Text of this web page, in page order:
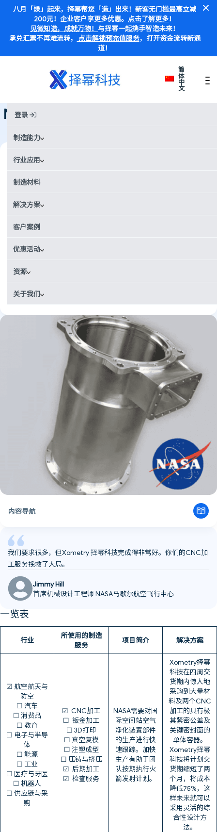
八月「燥」起来，择幂帮您「造」出来！新客无门槛最高立减
200元！企业客户享更多优惠。 点击了解更多！
见微知造，成就万物！ 与择幂一起携手智造未来！
承兑汇票不再难流转， 点击解锁预充值服务，打开资金流转新通
道！
简
体
中
文
登录
制造能力
行业应用
制造材料
解决方案
客户案例
优惠活动
资源
关于我们
NASA联手Xometry择幂科技打造国
际空间站快跟踪关键生命支持系统
行业
美国
原型制作
工艺
四床二氧化碳洗涤器（4BCO2）系统的空气净化装置 / 整体式压
力容器
我们要求很多，但Xometry 择幂科技完成得非常好。你们的CNC加
工服务挽救了大局。
Jimmy Hill
首席机械设计工程师 NASA马歇尔航空飞行中心
一览表
行业
所使用的制造
服务
项目简介 解决方案
☑ 航空航天与
防空
☐ 汽车
☐ 消费品
☐ 教育
☐ 电子与半导
体
☐ 能源
☐ 工业
☐ 医疗与牙医
☐ 机器人
☐ 供应链与采
购
☑ CNC加工
☐ 钣金加工
☐ 3D打印
☐ 真空复模
☐ 注塑成型
☐ 压铸与挤压
☑ 后期加工
☑ 检查服务
NASA需要对国
际空间站空气
净化装置部件
的生产进行快
速跟踪。加快
生产有助于团
队按期执行火
箭发射计划。
Xometry择幂
科技在四周交
货期内惊人地
采购到大量材
料及两个CNC
加工的具有极
其紧密公差及
关键密封面的
单体容器。
Xometry择幂
科技将计划交
货期缩短了两
个月，将成本
降低75%，这
样未来就可以
采用灵活的综
合性设计方
法。
内容导航
挑战：以创纪录速度建造超大型飞行部件
高度定制的CNC加工方案
Xometry择幂科技制造改变了NASA的部件开发方式